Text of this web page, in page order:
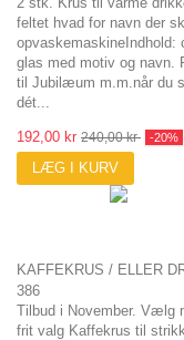
feltet hvad for navn der
opvaskemaskineIndhold:
glas med motiv og navn.
til Jubilæum m.m.når du
dét...
192,00 kr 240,00 kr -20%
LÆG I KURV
KAFFEKRUS / ELLER
386
Tilbud i November. Vælg
frit valg Kaffekrus til